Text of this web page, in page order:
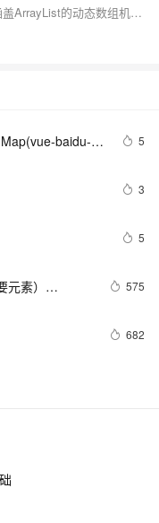
本文深入解析Java中List集合的实现原理，涵盖ArrayList的动态数组机制、LinkedList的链表结构、Vector与Stack的线程安全性及其不推荐使用的原因，对比了不同实现的性能与适用场景，帮助开发者根据实际需求选择合适的List实现。
baidu-
5
3
5
素）
575
682
和